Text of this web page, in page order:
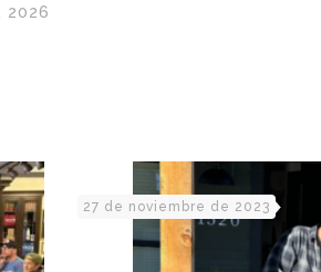
2026
27 de noviembre de 2023